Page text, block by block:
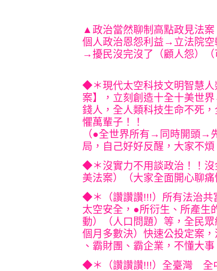
▲政治當然聊制高點政見法
個人政治恩怨利益→立法院
→擾民沒完沒了（顧人怨
◆＊現代太空科技文明智慧
案】，立刻創造十全十美世
錢人，全人類科技生命不死
懼萬輩子！！
（●全世界所有→同時開頭→
局，自己好好反醒，大家不
◆＊沒實力不用談政治！！
美法案）（大家全面開心聊
◆＊（讚讚讚!!!）所有法治共
太空安全，●所衍生、 所產生
動）（人口問題）等，全民
個月多數決）快速公投定案
、霸財團、霸企業，不懂大
◆＊（讚讚讚!!!）全臺灣